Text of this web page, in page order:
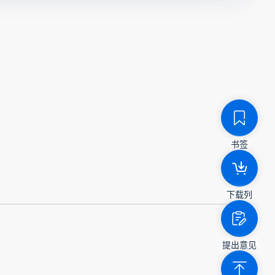
书签
下载列
提出意见